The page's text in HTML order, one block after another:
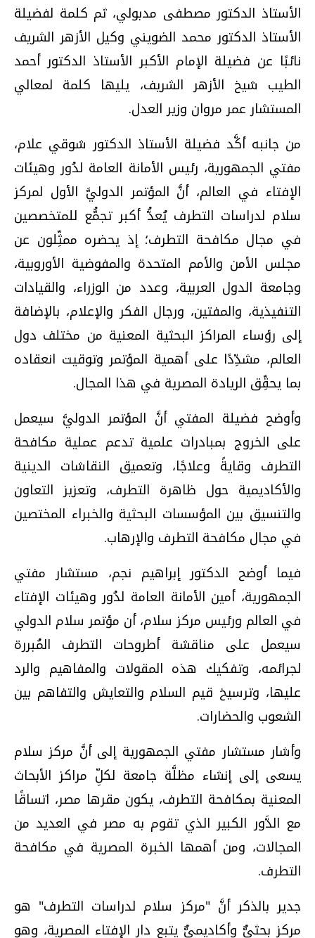
الأستاذ الدكتور مصطفى مدبولي، ثم كلمة لفضيلة
الأستاذ الدكتور محمد الضويني وكيل الأزهر الشريف
نائبًا عن فضيلة الإمام الأكبر الأستاذ الدكتور أحمد
الطيب شيخ الأزهر الشريف، يليها كلمة لمعالي
المستشار عمر مروان وزير العدل.
من جانبه أكَّد فضيلة الأستاذ الدكتور شوقي علام،
مفتي الجمهورية، رئيس الأمانة العامة لدُور وهيئات
الإفتاء في العالم، أنَّ المؤتمر الدوليَّ الأول لمركز
سلام لدراسات التطرف يُعدُّ أكبر تجمُّع للمتخصصين
في مجال مكافحة التطرف؛ إذ يحضره ممثِّلون عن
مجلس الأمن والأمم المتحدة والمفوضية الأوروبية،
وجامعة الدول العربية، وعدد من الوزراء، والقيادات
التنفيذية، والمفتين، ورجال الفكر والإعلام، بالإضافة
إلى رؤساء المراكز البحثية المعنية من مختلف دول
العالم، مشدِّدًا على أهمية المؤتمر وتوقيت انعقاده
بما يحقِّق الريادة المصرية في هذا المجال.
وأوضح فضيلة المفتي أنَّ المؤتمر الدوليَّ سيعمل
على الخروج بمبادرات علمية تدعم عملية مكافحة
التطرف وقايةً وعلاجًا، وتعميق النقاشات الدينية
والأكاديمية حول ظاهرة التطرف، وتعزيز التعاون
والتنسيق بين المؤسسات البحثية والخبراء المختصين
في مجال مكافحة التطرف والإرهاب.
فيما أوضح الدكتور إبراهيم نجم، مستشار مفتي
الجمهورية، أمين الأمانة العامة لدُور وهيئات الإفتاء
في العالم ورئيس مركز سلام، أن مؤتمر سلام الدولي
سيعمل على مناقشة أطروحات التطرف المُبررة
لجرائمه، وتفكيك هذه المقولات والمفاهيم والرد
عليها، وترسيخ قيم السلام والتعايش والتفاهم بين
الشعوب والحضارات.
وأشار مستشار مفتي الجمهورية إلى أنَّ مركز سلام
يسعى إلى إنشاء مظلَّة جامعة لكلِّ مراكز الأبحاث
المعنية بمكافحة التطرف، يكون مقرها مصر، اتساقًا
مع الدَّور الكبير الذي تقوم به مصر في العديد من
المجالات، ومن أهمها الخبرة المصرية في مكافحة
التطرف.
جدير بالذكر أنَّ "مركز سلام لدراسات التطرف" هو
مركز بحثيٌّ وأكاديميٌّ يتبع دار الإفتاء المصرية، وهو